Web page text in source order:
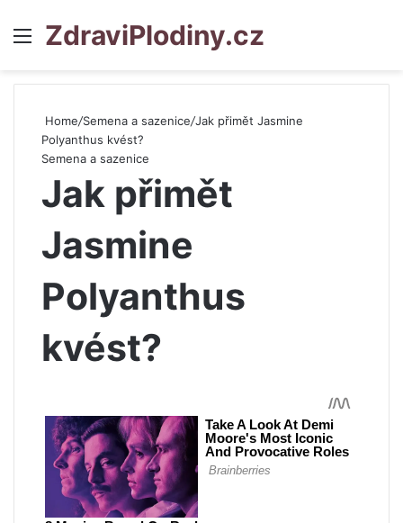
Menu
ZdraviPlodiny.cz
Home/Semena a sazenice/Jak přimět Jasmine
Polyanthus kvést?
Semena a sazenice
Jak přimět
Jasmine
Polyanthus
kvést?